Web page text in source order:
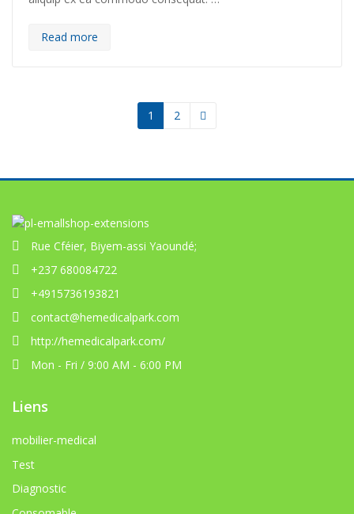
Read more
1 2
Rue Cféier, Biyem-assi Yaoundé;
+237 680084722
+4915736193821
contact@hemedicalpark.com
http://hemedicalpark.com/
Mon - Fri / 9:00 AM - 6:00 PM
Liens
mobilier-medical
Test
Diagnostic